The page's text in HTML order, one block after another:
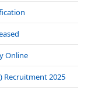
Online
Recruitment 2025